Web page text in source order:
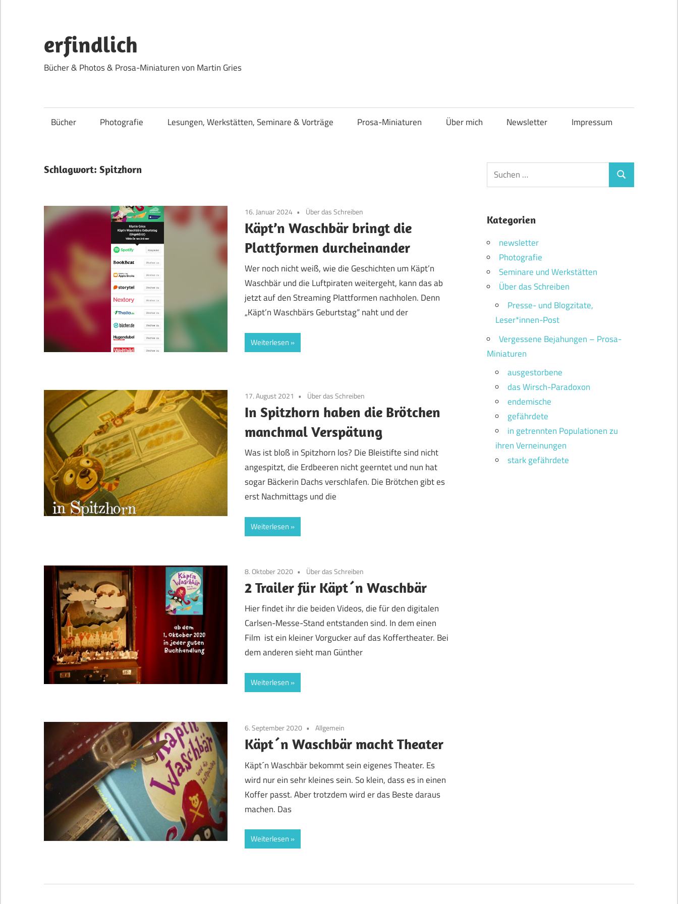
springen
erfindlich
Bücher & Photos & Prosa-Miniaturen von Martin Gries
Bücher Photografie Lesungen, Werkstätten, Seminare & Vorträge Prosa-Miniaturen Über mich Newsletter Impressum
Schlagwort: Spitzhorn
16. Januar 2024 Über das Schreiben
Käpt’n Waschbär bringt die
Plattformen durcheinander
Wer noch nicht weiß, wie die Geschichten um Käpt’n
Waschbär und die Luftpiraten weitergeht, kann das ab
jetzt auf den Streaming Plattformen nachholen. Denn
„Käpt’n Waschbärs Geburtstag“ naht und der
Weiterlesen
17. August 2021 Über das Schreiben
In Spitzhorn haben die Brötchen
manchmal Verspätung
Was ist bloß in Spitzhorn los? Die Bleistifte sind nicht
angespitzt, die Erdbeeren nicht geerntet und nun hat
sogar Bäckerin Dachs verschlafen. Die Brötchen gibt es
erst Nachmittags und die
Weiterlesen
8. Oktober 2020 Über das Schreiben
2 Trailer für Käpt´n Waschbär
Hier findet ihr die beiden Videos, die für den digitalen
Carlsen-Messe-Stand entstanden sind. In dem einen
Film ist ein kleiner Vorgucker auf das Koffertheater. Bei
dem anderen sieht man Günther
Weiterlesen
6. September 2020 Allgemein
Käpt´n Waschbär macht Theater
Käpt´n Waschbär bekommt sein eigenes Theater. Es
wird nur ein sehr kleines sein. So klein, dass es in einen
Koffer passt. Aber trotzdem wird er das Beste daraus
machen. Das
Weiterlesen
Suchen
nach:
Suchen
Kategorien
newsletter
Photografie
Seminare und Werkstätten
Über das Schreiben
Presse- und Blogzitate,
Leser*innen-Post
Vergessene Bejahungen – Prosa-
Miniaturen
ausgestorbene
das Wirsch-Paradoxon
endemische
gefährdete
in getrennten Populationen zu
ihren Verneinungen
stark gefährdete